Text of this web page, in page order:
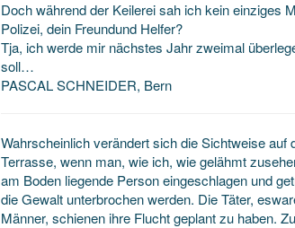
Doch während der Keilerei sah ich kein einziges
Polizei, dein Freundund Helfer?
Tja, ich werde mir nächstes Jahr zweimal
soll…
PASCAL SCHNEIDER, Bern
Wahrscheinlich verändert sich die Sichtweise
Terrasse, wenn man, wie ich, wie gelähmt
am Boden liegende Person eingeschlagen und
die Gewalt unterbrochen werden. Die Täter,
Männer, schienen ihre Flucht geplant zu haben.